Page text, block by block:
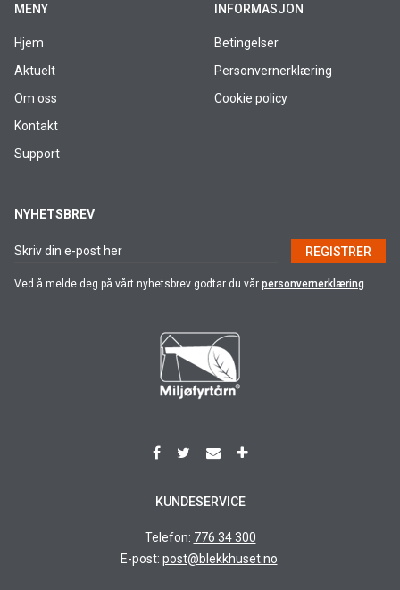
MENY
Hjem
Aktuelt
Om oss
Kontakt
Support
INFORMASJON
Betingelser
Personvernerklæring
Cookie policy
NYHETSBREV
REGISTRER
Ved å melde deg på vårt nyhetsbrev godtar du vår personvernerklæring
KUNDESERVICE
Telefon: 776 34 300
E-post: post@blekkhuset.no